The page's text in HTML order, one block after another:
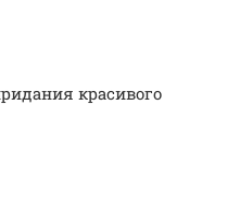
красивого